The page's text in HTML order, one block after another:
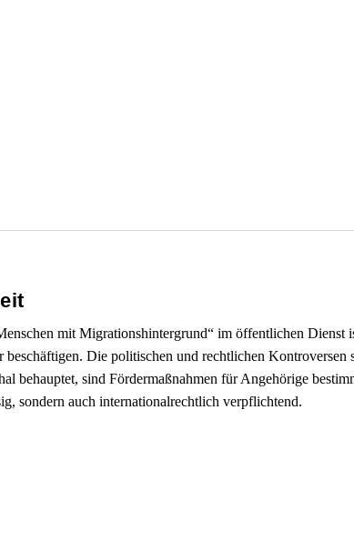
mit Migrationshintergrund“ im öffentlichen Dienst
Die politischen und rechtlichen Kontroversen
behauptet, sind Fördermaßnahmen für Angehörige
sondern auch internationalrechtlich verpflichtend.